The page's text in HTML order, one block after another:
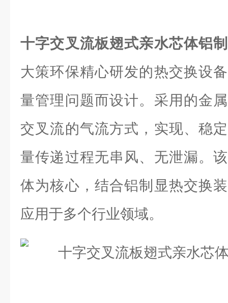
十字交叉流板翅式亲水芯体铝
大策环保精心研发的热交换设
量管理问题而设计。采用的金
交叉流的气流方式，实现、稳
量传递过程无串风、无泄漏。
体为核心，结合铝制显热交换
应用于多个行业领域。